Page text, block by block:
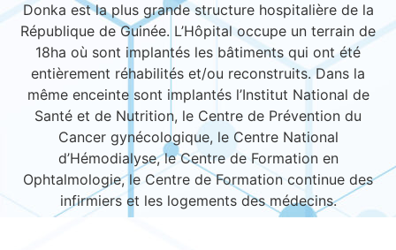
Donka est la plus grande structure hospitalière de la
République de Guinée. L’Hôpital occupe un terrain de
18ha où sont implantés les bâtiments qui ont été
entièrement réhabilités et/ou reconstruits. Dans la
même enceinte sont implantés l’Institut National de
Santé et de Nutrition, le Centre de Prévention du
Cancer gynécologique, le Centre National
d’Hémodialyse, le Centre de Formation en
Ophtalmologie, le Centre de Formation continue des
infirmiers et les logements des médecins.